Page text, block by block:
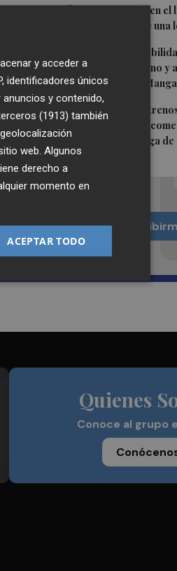
3Más problemas en el
Monferrer sufre una
San Javier da
transporte urbano y
estrellas en La
5 Estos son los
en agosto: de la
una nueva entrega
Quiero
Quienes
Conoce al grupo
y acceder a
identificadores únicos
y contenido,
(1913) también
web. Algunos
derecho a
momento en
ACEPTAR TODO